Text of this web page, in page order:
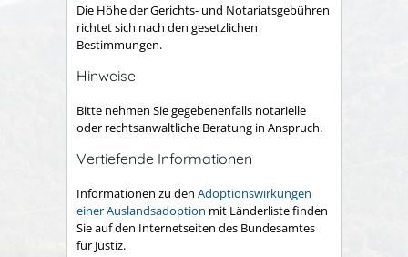
Die Höhe der Gerichts- und Notariatsgebühren
richtet sich nach den gesetzlichen
Bestimmungen.
Hinweise
Bitte nehmen Sie gegebenenfalls notarielle
oder rechtsanwaltliche Beratung in Anspruch.
Vertiefende Informationen
Informationen zu den Adoptionswirkungen
einer Auslandsadoption mit Länderliste finden
Sie auf den Internetseiten des Bundesamtes
für Justiz.